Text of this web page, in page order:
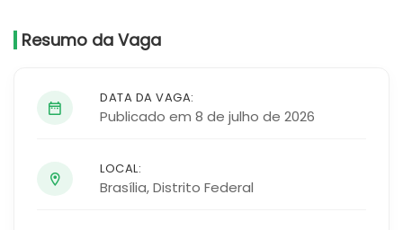
Resumo da Vaga
DATA DA VAGA:
Publicado em 8 de julho de 2026
LOCAL:
Brasília,Distrito Federal